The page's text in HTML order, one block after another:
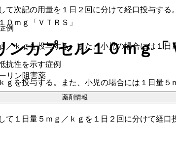
て次記の用量を１日２回に分けて経口投与する
例
／ｋｇを投与する。また、小児の場合には１日
抗性を示す症例
ｇを投与する。また、小児の場合には１日量５
て１日量５ｍｇ／ｋｇを１日２回に分けて経
０ｍｇ「ＶＴＲＳ」
ンカプセル１０ｍｇ「
リン阻害薬
薬剤情報